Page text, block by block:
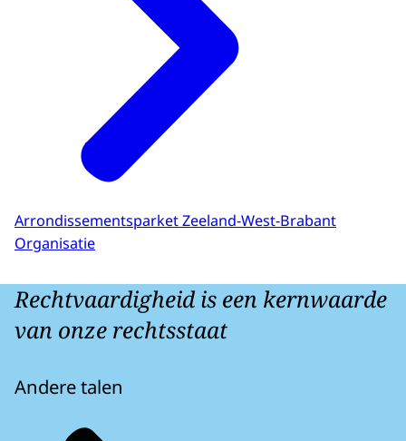
Arrondissementsparket Zeeland-West-Brabant
Organisatie
Rechtvaardigheid is een kernwaarde
van onze rechtsstaat
Andere talen